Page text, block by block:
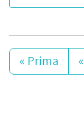
« Prima